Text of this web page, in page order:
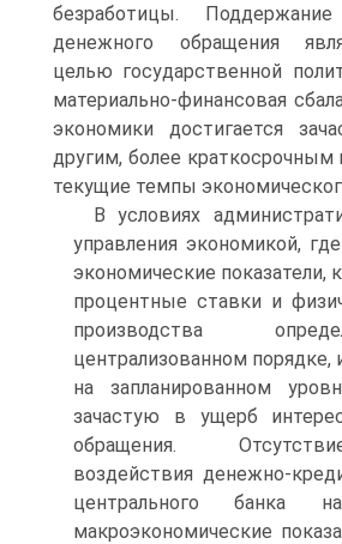
безработицы. Поддержание
денежного обращения
целью государственной
материально-финансовая
экономики достигается
другим, более краткосрочным
текущие темпы
В условиях
управления экономикой,
экономические показатели,
процентные ставки и
производства
централизованном порядке,
на запланиро­ванном
зачастую в ущерб
обращения.
воздействия денежно-
центрального банка
макроэкономические